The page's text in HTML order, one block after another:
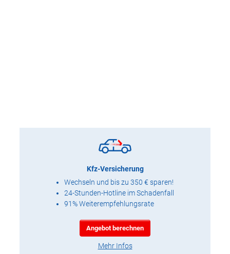
Kfz-Versicherung
Wechseln und bis zu 350 € sparen!
24-Stunden-Hotline im Schadenfall
91% Weiterempfehlungsrate
Angebot berechnen
Mehr Infos